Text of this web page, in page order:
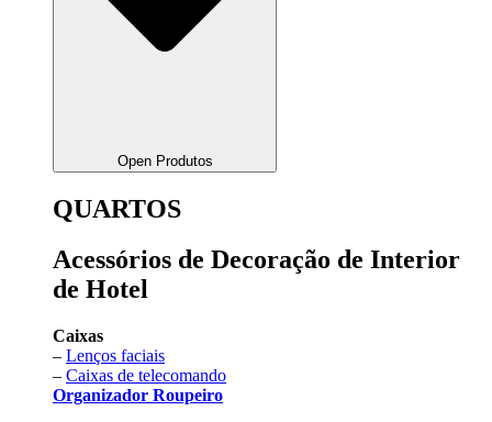
Open Produtos
QUARTOS
Acessórios de Decoração de Interior
de Hotel
Caixas
– Lenços faciais
– Caixas de telecomando
Organizador Roupeiro